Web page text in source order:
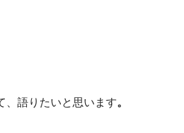
、語りたいと思います。